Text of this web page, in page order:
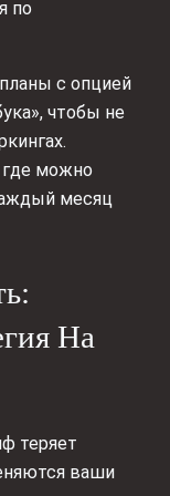
по
с опцией
чтобы не
где можно
месяц
На
теряет
ваши